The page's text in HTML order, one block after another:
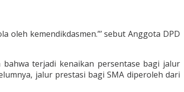
oleh kemendikdasmen.”’ sebut Anggota DPD
terjadi kenaikan persentase bagi jalur
jalur prestasi bagi SMA diperoleh dari